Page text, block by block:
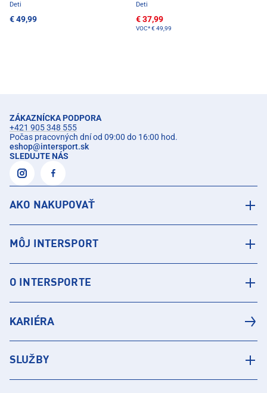
Deti
€ 49,99
Deti
€ 37,99
VOC*€ 49,99
ZÁKAZNÍCKA PODPORA
+421 905 348 555
Počas pracovných dní od 09:00 do 16:00 hod.
eshop@intersport.sk
SLEDUJTE NÁS
AKO NAKUPOVAŤ
MÔJ INTERSPORT
O INTERSPORTE
KARIÉRA
SLUŽBY